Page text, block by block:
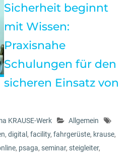
Sicherheit beginnt
mit Wissen:
Praxisnahe
Schulungen für den
sicheren Einsatz von
KRAUSE-Werk
Allgemein
, digital , facility, fahrgerüste, krause,
, psaga, seminar, steigleiter,